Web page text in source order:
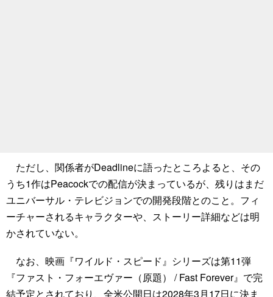
ただし、関係者がDeadlineに語ったところよると、その
うち1作はPeacockでの配信が決まっているが、残りはまだ
ユニバーサル・テレビジョンでの開発段階とのこと。フィ
ーチャーされるキャラクターや、ストーリー詳細などは明
かされていない。
なお、映画『ワイルド・スピード』シリーズは第11弾
『ファスト・フォーエヴァー（原題） / Fast Forever』で完
結予定とされており、全米公開日は2028年3月17日に決ま